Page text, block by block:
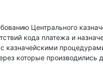
Центрального
кода платежа и
казначейскими
которые